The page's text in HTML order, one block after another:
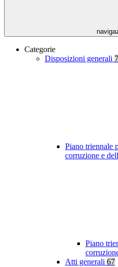
Categorie
Disposizioni generali
Piano triennale
corruzione e
Piano
Atti generali 67